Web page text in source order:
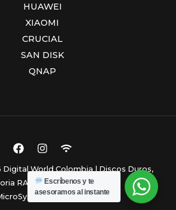
HUAWEI
XIAOMI
CRUCIAL
SAN DISK
QNAP
World Colombia | Discos Duros,
RAM y Computadores.
Colombia.
Escríbenos y te
asesoramos al instante